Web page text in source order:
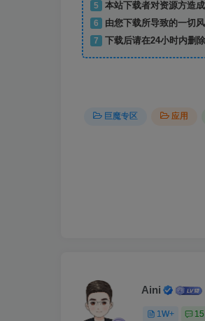
5
本站下载者对资源方造
6
由您下载所导致的一切
7
下载后请在24小时内删
巨魔专区 应用
Aini
1W+ 15